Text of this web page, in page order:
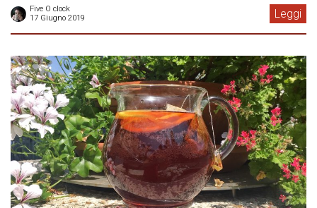
Five O clock
17 Giugno 2019
Leggi